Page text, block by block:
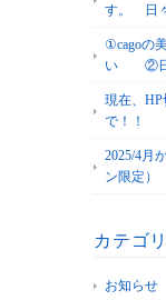
す。 日
①cagoの
い ②日
現在、
で！！
2025/4月
ン限定）
カテゴ
お知らせ